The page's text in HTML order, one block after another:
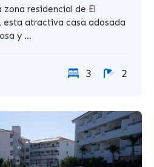
residencial de El
esta atractiva casa adosada
y ...
3 2